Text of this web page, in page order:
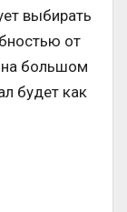
выбирать
от
на большом
будет как